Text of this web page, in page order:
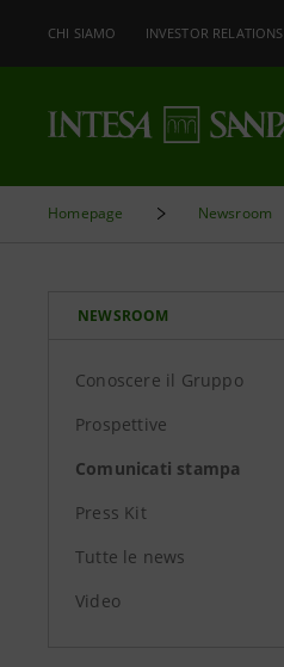
CHI SIAMO INVESTOR RELATIONS
Homepage Newsroom
NEWSROOM
Conoscere il Gruppo
Prospettive
Comunicati stampa
Press Kit
Tutte le news
Video